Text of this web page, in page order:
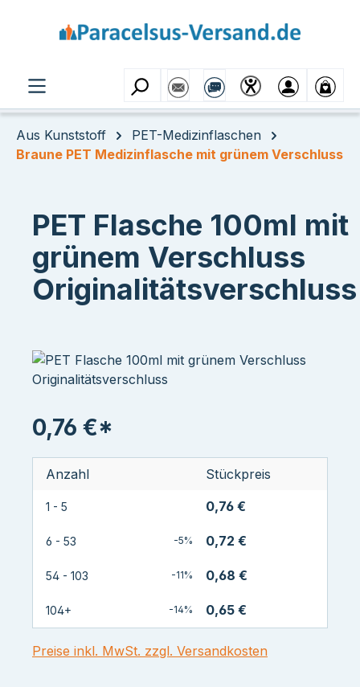
Aus Kunststoff
PET-Medizinflaschen
Braune PET Medizinflasche mit grünem Verschluss
PET Flasche 100ml mit
grünem Verschluss
Originalitätsverschluss
0,76 €*
Anzahl Stückpreis
1 - 5 0,76 €
6 - 53 -5% 0,72 €
54 - 103 -11% 0,68 €
104+ -14% 0,65 €
Preise inkl. MwSt. zzgl. Versandkosten